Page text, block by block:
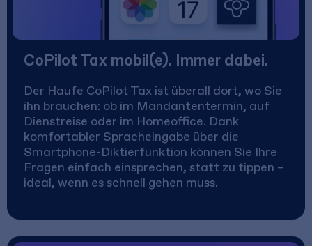
CoPilot Tax mobil(e). Immer dabei.
Der Haufe CoPilot Tax ist überall dort, wo Sie
ihn brauchen: ob im Mandantentermin, auf
Dienstreise oder im Homeoffice. Dank
komfortabler Spracheingabe über die
Smartphone-Diktierfunktion können Sie Ihre
Fragen einfach einsprechen, statt zu tippen –
ideal, wenn es schnell gehen muss.